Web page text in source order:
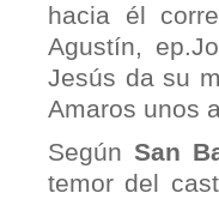
hacia él
Agustín,
Jesús da su
Amaros unos
Según San
temor del